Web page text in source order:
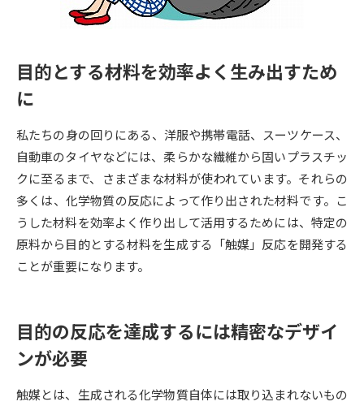
大学入学共通テスト「受験上の
高等学校卒業程度認定試験
幼稚園教員資格認定試験 小学校教員資格認定試験
高等学校（情報）教員資格認定
大学研究 大学検索
大学で学べる内容や特徴を調べる
データサイエンス特集 奨学金・特待生制度特集
目的とする材料を効率よく生み出すため
に
私たちの身の回りにある、洋服や携帯電話、スーツケース、
自動車のタイヤなどには、柔らかな繊維から固いプラスチッ
クに至るまで、さまざまな材料が使われています。それらの
多くは、化学物質の反応によって作り出された材料です。こ
うした材料を効率よく作り出して活用するためには、特定の
原料から目的とする材料を生成する「触媒」反応を開発する
ことが重要になります。
目的の反応を達成するには精密なデザイ
ンが必要
触媒とは、生成される化学物質自体には取り込まれないもの